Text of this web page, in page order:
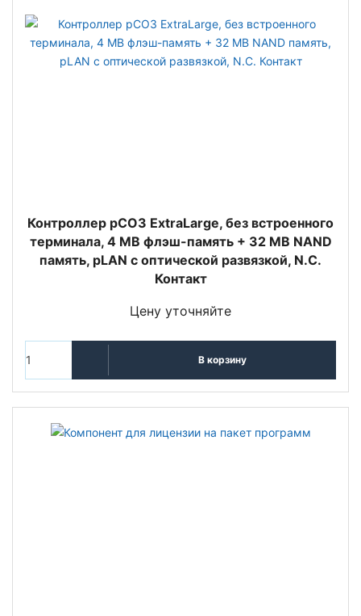
Контроллер pCO3 ExtraLarge, без встроенного
терминала, 4 MB флэш-память + 32 MB NAND
память, pLAN с оптической развязкой, N.C.
Контакт
Цену уточняйте
В корзину